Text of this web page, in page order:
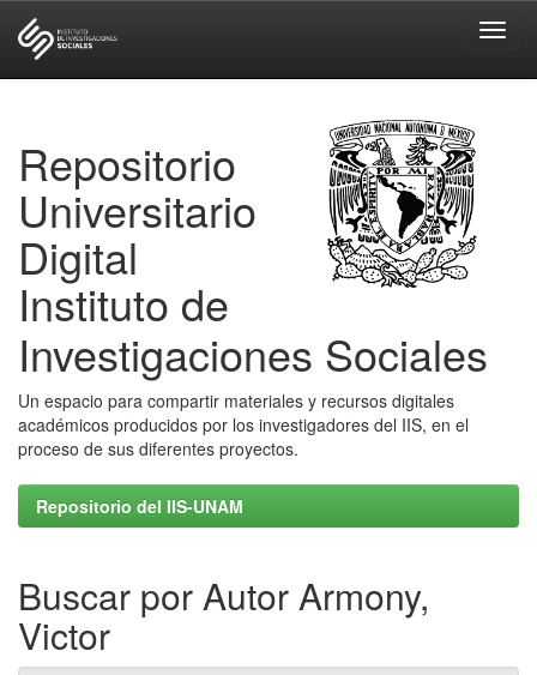
Repositorio
Universitario
Digital
Instituto de
Investigaciones Sociales
Un espacio para compartir materiales y recursos digitales
académicos producidos por los investigadores del IIS, en el
proceso de sus diferentes proyectos.
Repositorio del IIS-UNAM
Buscar por Autor Armony,
Victor